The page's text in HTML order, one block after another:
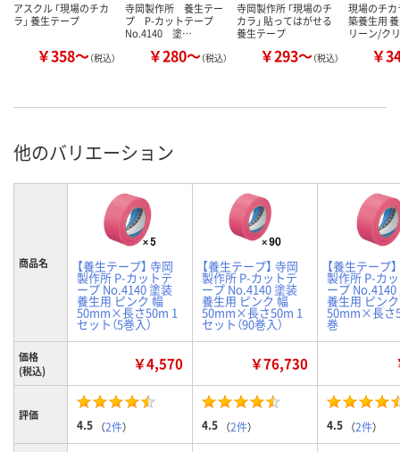
アスクル 「現場のチカ
ラ」 養生テープ
￥358～（税込）
寺岡製作所 養生テー
プ P-カットテープ
No.4140 塗…
￥280～（税込）
寺岡製作所 「現場のチ
カラ」 貼ってはがせる
養生テープ
￥293～（税込）
現場のチカ
築養生用
リーン/ク
￥
他のバリエーション
商品名 【養生テープ】 寺岡
製作所 P-カットテ
ープ No.4140 塗装
養生用 ピンク 幅
50mm×長さ50m 1
セット（5巻入）
【養生テープ】 寺岡
製作所 P-カットテ
ープ No.4140 塗装
養生用 ピンク 幅
50mm×長さ50m 1
セット（90巻入）
【養生テープ
製作所 P-カ
ープ No.4140
養生用 ピン
50mm×長さ
巻
価格
(税込)
￥4,570 ￥76,730
評価
4.5 （2件） 4.5 （2件） 4.5 （2件）